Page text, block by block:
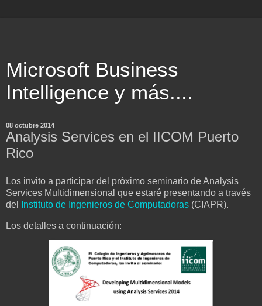
Microsoft Business
Intelligence y más....
08 octubre 2014
Analysis Services en el IICOM Puerto
Rico
Los invito a participar del próximo seminario de Analysis
Services Multidimensional que estaré presentando a través
del
Instituto de Ingenieros de Computadoras (CIAPR).
Los detalles a continuación: